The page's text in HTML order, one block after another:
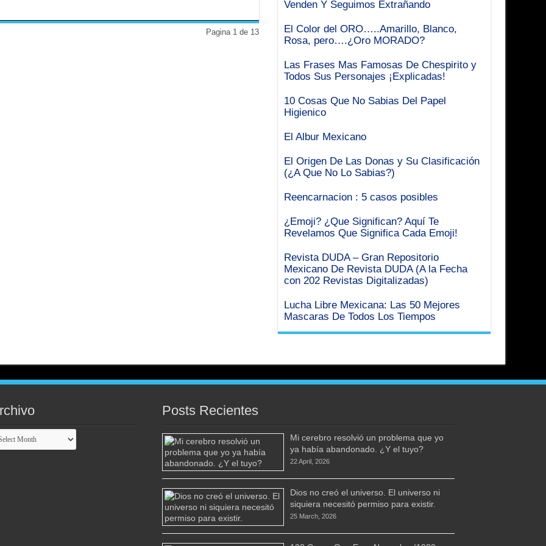
Pagina 1 de 13
Venden Y Seguimos Extrañando
El Color del ORO…..Amarillo, Blanco,
Rosa, pero….¿Oro MORADO?
Las Frases Mas Famosas De Chespirito y
Todos Sus Personajes ¡Explicadas!
10 Cosas Que No Sabias Del Papel
Higienico
El Albur Mexicano
El Origen De Las Donas y Su Clasificación
(¿A Que No Lo Sabias?)
Reencarnacion : 5 casos posibles
¿Emoji? ¿Que Significan? Aquí Te
Revelamos Que Significa Cada Emoji!
Revista DUDA – Gran Repositorio
Mexicano De Revista DUDA (A la Fecha
con 202 Revistas Digitalizadas)
Lucha Libre Mexicana: Las 50 Mejores
Mascaras De Todos Los Tiempos
Posts Recientes
Mi cerebro resolvió un problema que yo
ya había abandonado. ¿Y el tuyo?
22 April, 2026
Dios no creó el universo. El universo ni
siquiera necesitó permiso para existir.
25 March, 2026